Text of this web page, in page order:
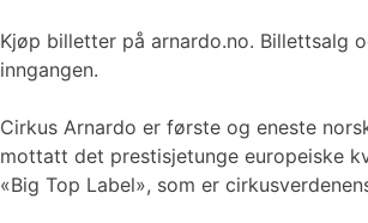
Kjøp billetter på arnardo.no. Billettsalg
inngangen.
Cirkus Arnardo er første og eneste
mottatt det prestisjetunge europeiske
«Big Top Label», som er